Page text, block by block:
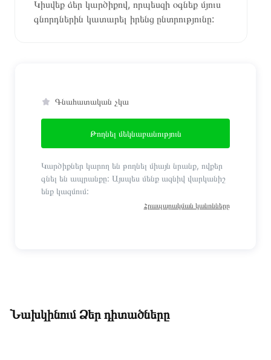
Կիսվեք ձեր կարծիքով, որպեսզի օգնեք մյուս
գնորդներին կատարել իրենց ընտրությունը:
Գնահատական չկա
Թողնել մեկնաբանություն
Կարծիքներ կարող են թողնել միայն նրանք, ովքեր
գնել են ապրանքը: Այսպես մենք ազնիվ վարկանիշ
ենք կազմում:
Հրապարակման կանոնները
Նախկինում Ձեր դիտածները